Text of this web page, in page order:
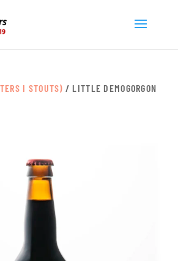
I STOUTS) / LITTLE DEMOGORGON